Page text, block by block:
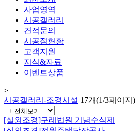
사업영역
시공갤러리
견적문의
시공점현황
고객지원
지식&자료
이벤트상품
>
시공갤러리-조경시설 17개(1/3페이지)
[실외조경]구레법원 기념수식제